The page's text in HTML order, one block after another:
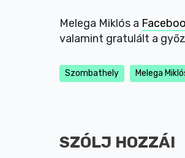
Melega Miklós a
valamint gratulált a
Szombathely Melega
SZÓLJ HOZZÁ!